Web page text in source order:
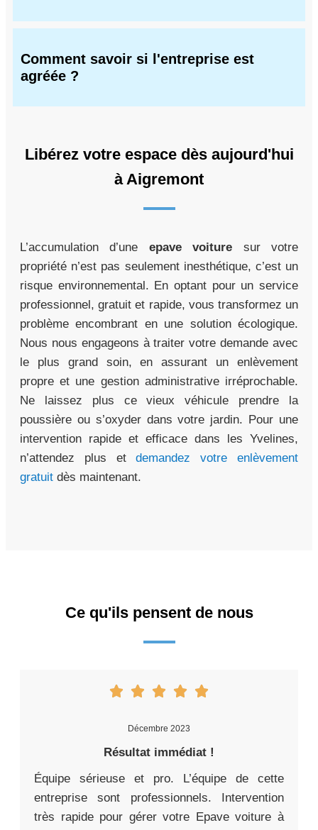
Comment savoir si l'entreprise est
agréée ?
Libérez votre espace dès aujourd'hui
à Aigremont
L’accumulation d’une epave voiture sur votre
propriété n’est pas seulement inesthétique, c’est un
risque environnemental. En optant pour un service
professionnel, gratuit et rapide, vous transformez un
problème encombrant en une solution écologique.
Nous nous engageons à traiter votre demande avec
le plus grand soin, en assurant un enlèvement
propre et une gestion administrative irréprochable.
Ne laissez plus ce vieux véhicule prendre la
poussière ou s’oxyder dans votre jardin. Pour une
intervention rapide et efficace dans les Yvelines,
n’attendez plus etdemandez votre enlèvement
gratuit dès maintenant.
Ce qu'ils pensent de nous
Décembre 2023
Résultat immédiat !
Équipe sérieuse et pro. L’équipe de cette
entreprise sont professionnels. Intervention
très rapide pour gérer votre Epave voiture à